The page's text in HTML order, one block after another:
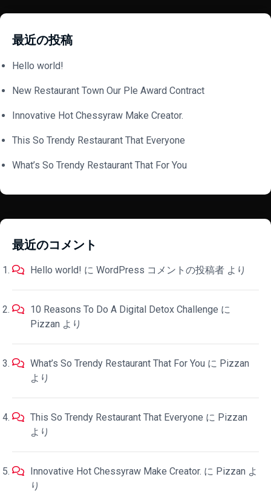
最近の投稿
Hello world!
New Restaurant Town Our Ple Award Contract
Innovative Hot Chessyraw Make Creator.
This So Trendy Restaurant That Everyone
What’s So Trendy Restaurant That For You
最近のコメント
Hello world! に WordPress コメントの投稿者 より
10 Reasons To Do A Digital Detox Challenge に
Pizzan より
What’s So Trendy Restaurant That For You に Pizzan
より
This So Trendy Restaurant That Everyone に Pizzan
より
Innovative Hot Chessyraw Make Creator. に Pizzan よ
り